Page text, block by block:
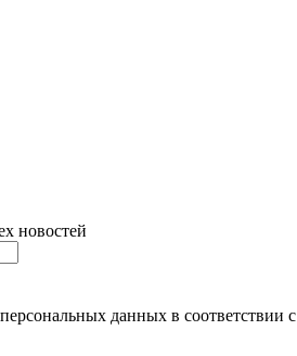
новостей
данных в соответствии с